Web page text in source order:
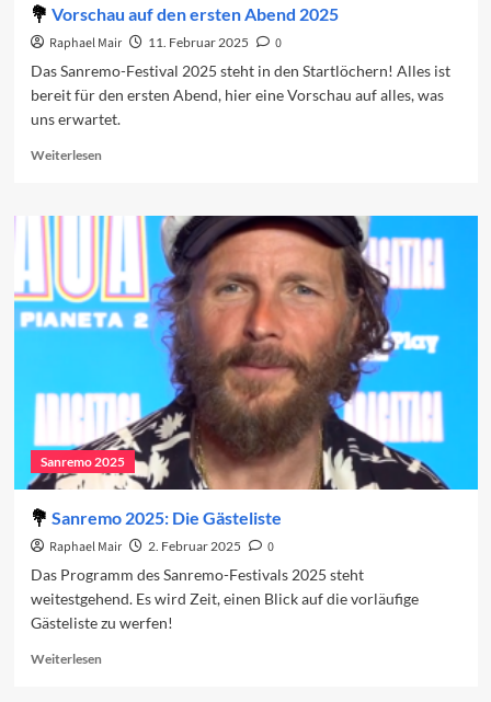
Vorschau auf den ersten Abend 2025
Raphael Mair 11. Februar 2025
0
Das Sanremo-Festival 2025 steht in den Startlöchern! Alles ist
bereit für den ersten Abend, hier eine Vorschau auf alles, was
uns erwartet.
WeiterlesenRead
Vorschau
den
ersten
Abend
2025
Sanremo 2025
Sanremo 2025: Die Gästeliste
Raphael Mair 2. Februar 2025
0
Das Programm des Sanremo-Festivals 2025 steht
weitestgehend. Es wird Zeit, einen Blick auf die vorläufige
Gästeliste zu werfen!
WeiterlesenRead